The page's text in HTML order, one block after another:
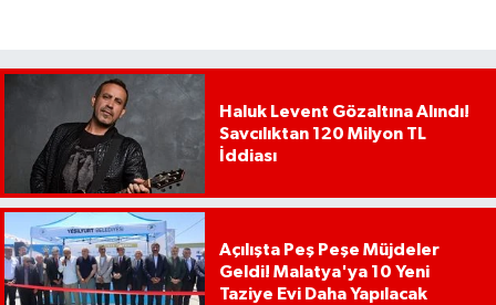
Haluk Levent Gözaltına Alındı!
Savcılıktan 120 Milyon TL
İddiası
Açılışta Peş Peşe Müjdeler
Geldi! Malatya'ya 10 Yeni
Taziye Evi Daha Yapılacak